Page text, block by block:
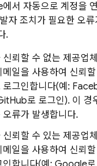
서 자동으로 계정을
자 조치가 필요한 오
.
신뢰할 수 없는 제공업
메일을 사용하여 신뢰
로그인합니다(예:
로 로그인). 이 경
오류가 발생합니다.
신뢰할 수 있는 제공업
메일을 사용하여 신뢰